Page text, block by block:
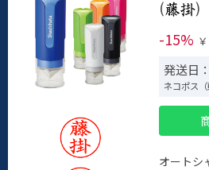
(
)
-15% ￥
発送日
ネコポス（
オートシ